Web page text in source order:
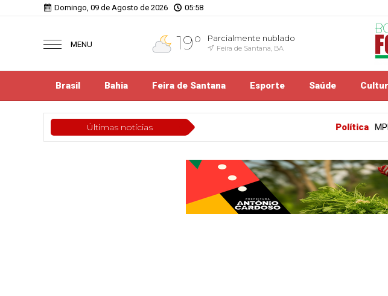
Domingo, 09 de Agosto de 2026 05:58
MENU 19° Parcialmente nublado
Feira de Santana, BA
Brasil Bahia Feira de Santana Esporte Saúde
Últimas notícias MPE pede impugnação da